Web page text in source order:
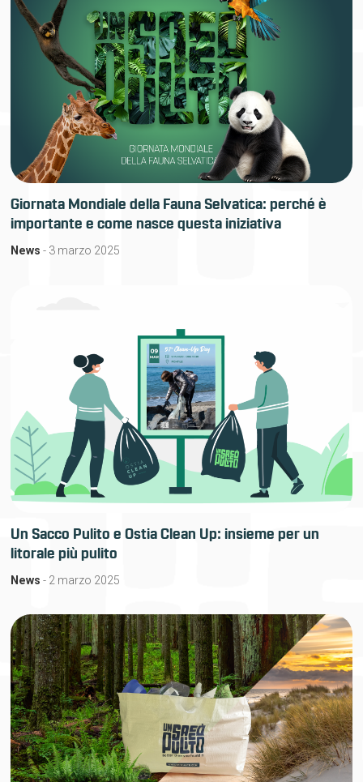
Giornata Mondiale della Fauna Selvatica: perché è
importante e come nasce questa iniziativa
News - 3 marzo 2025
Un Sacco Pulito e Ostia Clean Up: insieme per un
litorale più pulito
News - 2 marzo 2025